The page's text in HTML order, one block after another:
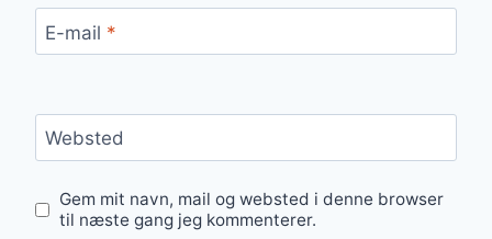
E-mail *
Websted
Gem mit navn, mail og websted i denne browser
til næste gang jeg kommenterer.